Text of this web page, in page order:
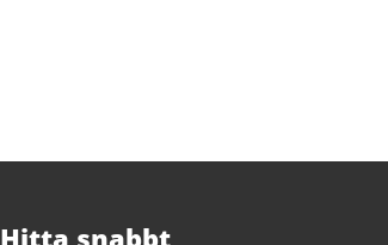
Hitta snabbt